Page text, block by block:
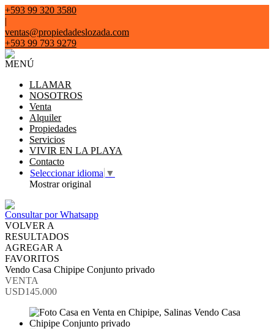
+593 99 320 3580
|
ventas@propiedadeslozada.com
+593 99 793 9279
MENÚ
LLAMAR
NOSOTROS
Venta
Alquiler
Propiedades
Servicios
VIVIR EN LA PLAYA
Contacto
Seleccionar idioma ▼
Mostrar original
Consultar por Whatsapp
VOLVER A
RESULTADOS
AGREGAR A
FAVORITOS
Vendo Casa Chipipe Conjunto privado
VENTA
USD145.000